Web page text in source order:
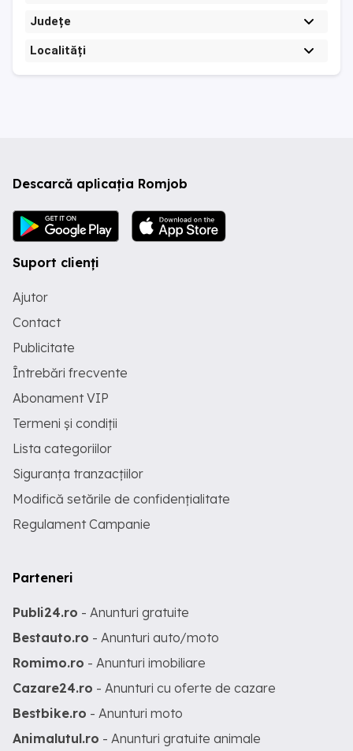
Județe
Localități
Descarcă aplicația Romjob
Suport clienți
Ajutor
Contact
Publicitate
Întrebări frecvente
Abonament VIP
Termeni și condiții
Lista categoriilor
Siguranța tranzacțiilor
Modifică setările de confidențialitate
Regulament Campanie
Parteneri
Publi24.ro - Anunturi gratuite
Bestauto.ro - Anunturi auto/moto
Romimo.ro - Anunturi imobiliare
Cazare24.ro - Anunturi cu oferte de cazare
Bestbike.ro - Anunturi moto
Animalutul.ro - Anunturi gratuite animale